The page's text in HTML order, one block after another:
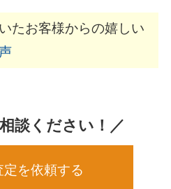
たお客様からの嬉しい
談ください！／
定を依頼する